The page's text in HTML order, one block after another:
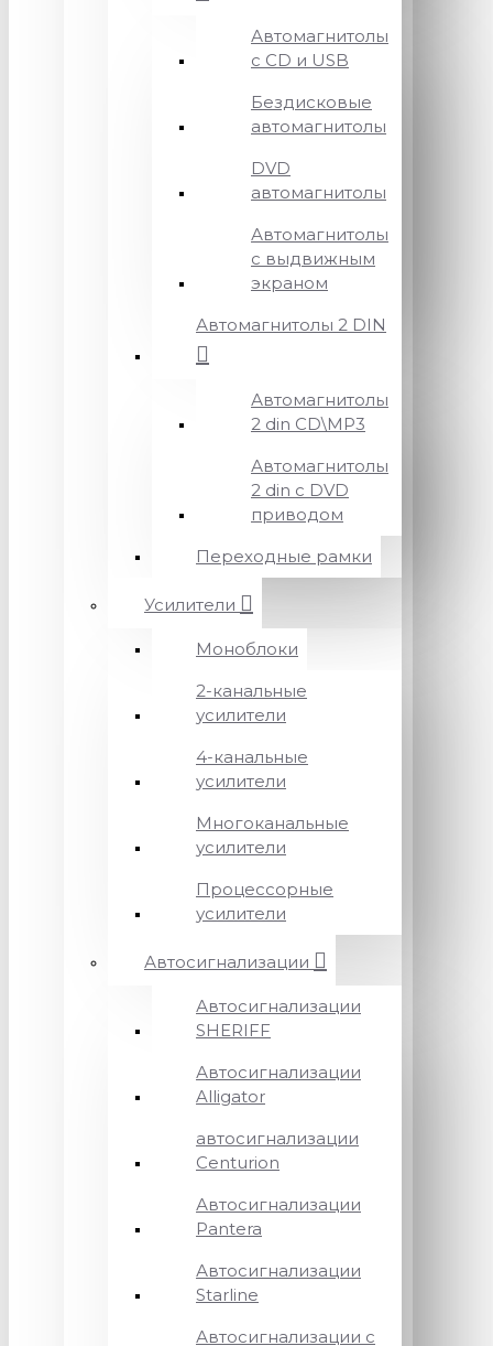
Автомагнитолы
с CD и USB
Бездисковые
автомагнитолы
DVD
автомагнитолы
Автомагнитолы
с выдвижным
экраном
Автомагнитолы 2 DIN
Автомагнитолы
2 din CD\MP3
Автомагнитолы
2 din с DVD
приводом
Переходные рамки
Усилители
Моноблоки
2-канальные
усилители
4-канальные
усилители
Многоканальные
усилители
Процессорные
усилители
Автосигнализации
Автосигнализации
SHERIFF
Автосигнализации
Alligator
автосигнализации
Centurion
Автосигнализации
Pantera
Автосигнализации
Starline
Автосигнализации с